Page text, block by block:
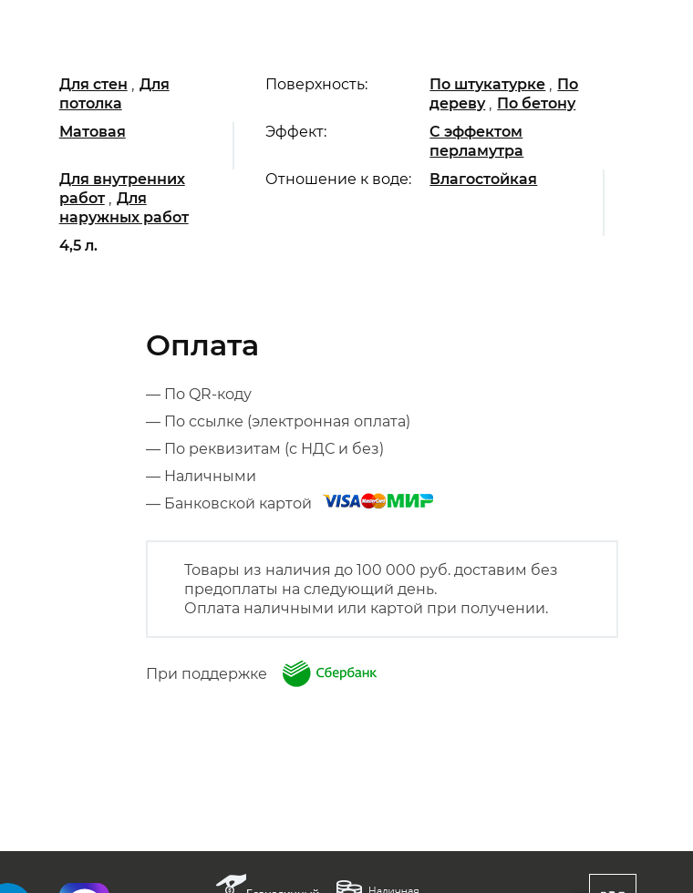
Для стен , Для
потолка
Поверхность: По штукатурке , По
дереву , По бетону
Матовая Эффект:
С эффектом
перламутра
Для внутренних
работ , Для
наружных работ
Отношение к воде: Влагостойкая
4,5 л.
Оплата
— По QR-коду
— По ссылке (электронная оплата)
— По реквизитам (с НДС и без)
— Наличными
— Банковской картой
Товары из наличия до 100 000 руб. доставим без
предоплаты на следующий день.
Оплата наличными или картой при получении.
При поддержке